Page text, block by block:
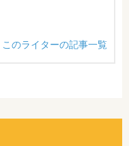
このライターの記事一覧